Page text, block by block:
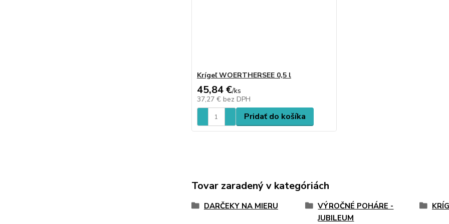
Krígeľ WOERTHERSEE 0,5 l
45,84 €/ks
37,27 € bez DPH
Pridať do košíka
Tovar zaradený v kategóriách
DARČEKY NA MIERU
VÝROČNÉ POHÁRE -
JUBILEUM